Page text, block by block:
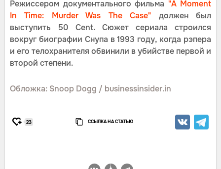
Режиссером документального фильма "A Moment
In Time: Murder Was The Case" должен был
выступить 50 Cent. Сюжет сериала строился
вокруг биографии Снупа в 1993 году, когда рэпера
и его телохранителя обвинили в убийстве первой и
второй степени.
Обложка: Snoop Dogg / businessinsider.in
23 ССЫЛКА НА СТАТЬЮ